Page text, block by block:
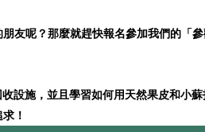
友呢？那麼就趕快報名參加我們的「
設施，並且學習如何用天然果皮和小
！